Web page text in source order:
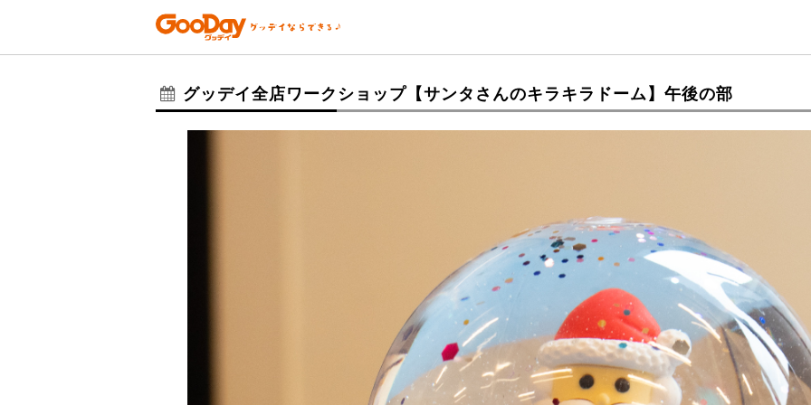
グッデイ全店ワークショップ【サンタさんのキラキラドーム】午後の部